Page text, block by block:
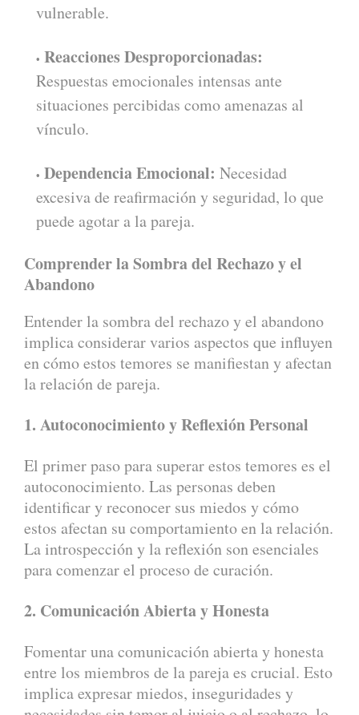
vulnerable.
Reacciones Desproporcionadas:
Respuestas emocionales intensas ante
situaciones percibidas como amenazas al
vínculo.
Dependencia Emocional: Necesidad
excesiva de reafirmación y seguridad, lo que
puede agotar a la pareja.
Comprender la Sombra del Rechazo y el
Abandono
Entender la sombra del rechazo y el abandono
implica considerar varios aspectos que influyen
en cómo estos temores se manifiestan y afectan
la relación de pareja.
1. Autoconocimiento y Reflexión Personal
El primer paso para superar estos temores es el
autoconocimiento. Las personas deben
identificar y reconocer sus miedos y cómo
estos afectan su comportamiento en la relación.
La introspección y la reflexión son esenciales
para comenzar el proceso de curación.
2. Comunicación Abierta y Honesta
Fomentar una comunicación abierta y honesta
entre los miembros de la pareja es crucial. Esto
implica expresar miedos, inseguridades y